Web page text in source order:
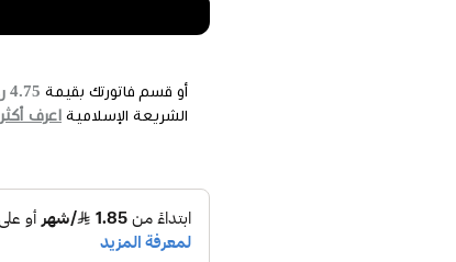
أو قسم فاتورتك بقيمة 4.75 ر.س
الشريعة الإسلامية اعرف أكثر